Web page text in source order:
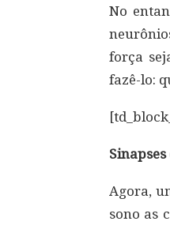
No
força
fazê-lo:
Agora,
sono as